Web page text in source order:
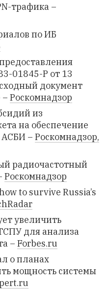
трафика –
по ИБ
01845-Р от 13
документ
– Роскомнадзор
из
на обеспечение
– Роскомнадзор,
радиочастотный
Роскомнадзор
to survive Russia’s
увеличить
для анализа
– Forbes.ru
о планах
мощность системы